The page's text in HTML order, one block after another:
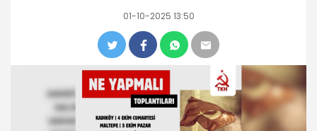
01-10-2025 13:50